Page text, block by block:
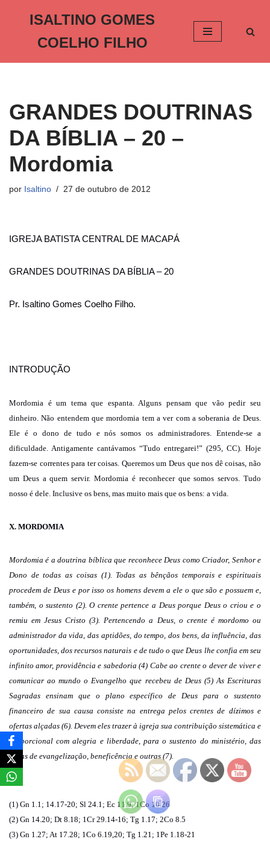
o
ISALTINO GOMES
COELHO FILHO
GRANDES DOUTRINAS
DA BÍBLIA – 20 –
Mordomia
por Isaltino 27 de outubro de 2012
IGREJA BATISTA CENTRAL DE MACAPÁ
GRANDES DOUTRINAS DA BÍBLIA – 20
Pr. Isaltino Gomes Coelho Filho.
INTRODUÇÃO
Mordomia é um tema que espanta. Alguns pensam que vão pedir seu
dinheiro. Não entendem que mordomia tem a ver com a soberania de Deus.
Ele é o dono de tudo e nós somos os administradores. Entende-se a
dificuldade. Antigamente cantávamos “Tudo entregarei!” (295, CC). Hoje
fazem-se correntes para ter coisas. Queremos um Deus que nos dê coisas, não
um Deus a quem servir. Mordomia é reconhecer que somos servos. Tudo
nosso é dele. Inclusive os bens, mas muito mais que os bens: a vida.
X. MORDOMIA
Mordomia é a doutrina bíblica que reconhece Deus como Criador, Senhor e
Dono de todas as coisas (1). Todas as bênçãos temporais e espirituais
procedem de Deus e por isso os homens devem a ele o que são e possuem e,
também, o sustento (2). O crente pertence a Deus porque Deus o criou e o
remiu em Jesus Cristo (3). Pertencendo a Deus, o crente é mordomo ou
administrador da vida, das aptidões, do tempo, dos bens, da influência, das
oportunidades, dos recursos naturais e de tudo o que Deus lhe confia em seu
infinito amor, providência e sabedoria (4) Cabe ao crente o dever de viver e
comunicar ao mundo o Evangelho que recebeu de Deus (5) As Escrituras
Sagradas ensinam que o plano específico de Deus para o sustento
financeiro de sua causa consiste na entrega pelos crentes de dízimos e
ofertas alçadas (6). Devem eles trazer à igreja sua contribuição sistemática e
proporcional com alegria e liberdade, para o sustento do ministério, das
obras de evangelização, beneficência e outras (7).
(1) Gn 1.1; 14.17-20; Sl 24.1; Ec 11.9; 1Co 10.26
(2) Gn 14.20; Dt 8.18; 1Cr 29.14-16; Tg 1.17; 2Co 8.5
(3) Gn 1.27; At 17.28; 1Co 6.19,20; Tg 1.21; 1Pe 1.18-21